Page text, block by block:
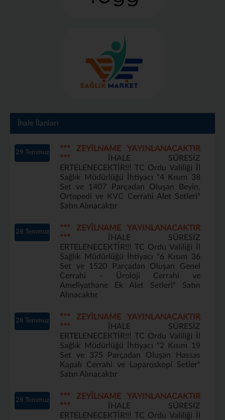
İhale İlanları
29 Temmuz
*** ZEYİLNAME YAYINLANACAKTIR
***
İHALE SÜRESİZ
ERTELENECEKTİR!!! TC Ordu Valiliği İl
Sağlık Müdürlüğü İhtiyacı "4 Kısım 38
Set ve 1407 Parçadan Oluşan Beyin,
Ortopedi ve KVC Cerrahi Alet Setleri"
Satın Alınacaktır
28 Temmuz
*** ZEYİLNAME YAYINLANACAKTIR
***
İHALE SÜRESİZ
ERTELENECEKTİR!!! TC Ordu Valiliği İl
Sağlık Müdürlüğü İhtiyacı "6 Kısım 36
Set ve 1520 Parçadan Oluşan Genel
Cerrahi – Üroloji Cerrahi ve
Ameliyathane Ek Alet Setleri" Satın
Alınacaktır
28 Temmuz
*** ZEYİLNAME YAYINLANACAKTIR
***
İHALE SÜRESİZ
ERTELENECEKTİR!!! TC Ordu Valiliği İl
Sağlık Müdürlüğü İhtiyacı "2 Kısım 19
Set ve 375 Parçadan Oluşan Hassas
Kapalı Cerrahi ve Laparoskopi Setler"
Satın Alınacaktır
28 Temmuz
*** ZEYİLNAME YAYINLANACAKTIR
***
İHALE SÜRESİZ
ERTELENECEKTİR!!! TC Ordu Valiliği İl